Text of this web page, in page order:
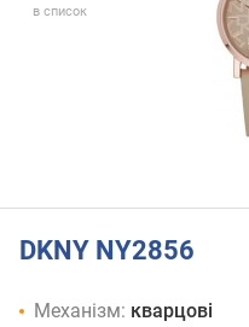
в список
DKNY NY2856
Механізм: кварцові